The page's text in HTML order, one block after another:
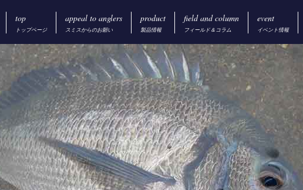
top
トップページ
appeal to anglers
スミスからのお願い
product
製品情報
field and column
フィールド＆コラム
event
イベント情報